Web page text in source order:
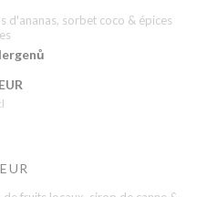
d'ananas, sorbet coco & épices